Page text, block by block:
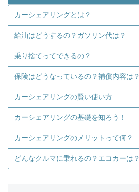
カーシェアリングとは？
給油はどうするの？ガソリン代は？
乗り捨てってできるの？
保険はどうなっているの？補償内容は？
カーシェアリングの賢い使い方
カーシェアリングの基礎を知ろう！
カーシェアリングのメリットって何？
どんなクルマに乗れるの？エコカーは？